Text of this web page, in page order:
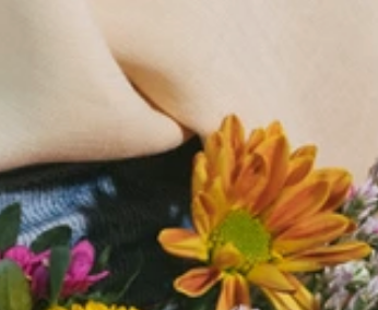
bestimmte Metalle. Hast Du hier Empfehlungen?